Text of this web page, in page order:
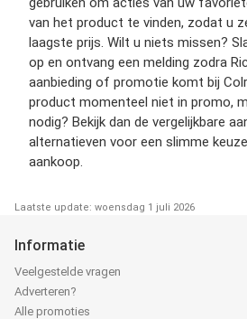
van het product te vinden, zodat u
laagste prijs. Wilt u niets missen?
op en ontvang een melding zodra
aanbieding of promotie komt bij
product momenteel niet in promo,
nodig? Bekijk dan de vergelijkbare
alternatieven voor een slimme
aankoop.
Laatste update: woensdag 1 juli 2026
Informatie
Veelgestelde vragen
Adverteren?
Alle promoties